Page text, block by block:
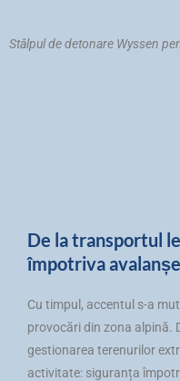
Stâlpul de detonare Wyssen
De la transportul
împotriva
Cu timpul, accentul s-a
provocări din zona alpină.
gestionarea terenurilor
activitate: siguranța